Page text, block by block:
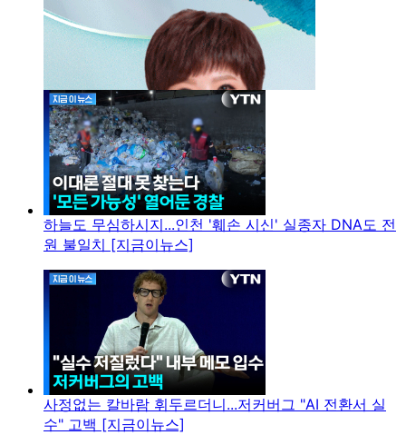
하늘도 무심하시지...인천 '훼손 시신' 실종자 DNA도 전
원 불일치 [지금이뉴스]
사정없는 칼바람 휘두르더니...저커버그 "AI 전환서 실
수" 고백 [지금이뉴스]